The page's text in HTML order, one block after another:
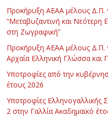
Προκήρυξη ΑΕΑΑ μέλους Δ.Π.
“Μεταβυζαντινή και Νεότερη
στη Ζωγραφική”
Προκήρυξη ΑΕΑΑ μέλους Δ.Π.
Αρχαία Ελληνική Γλώσσα και
Υποτροφίες από την
έτους 2026
Υποτροφίες Ελληνογαλλικής
2 στην Γαλλία Ακαδημαϊκό